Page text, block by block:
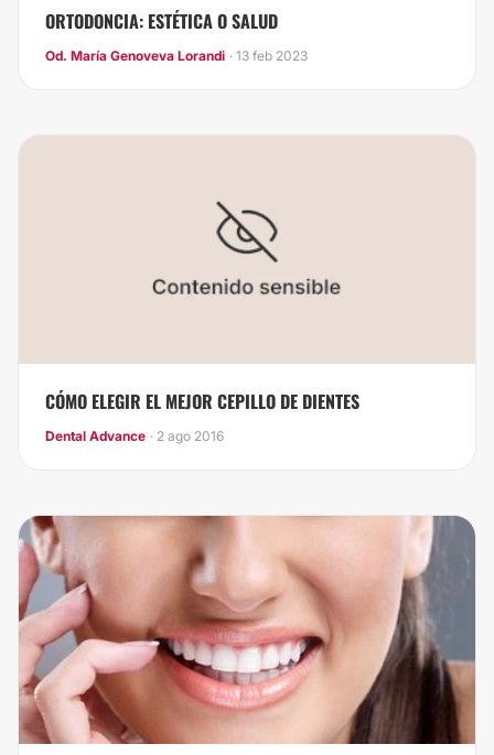
ORTODONCIA: ESTÉTICA O SALUD
Od. María Genoveva Lorandi · 13 feb 2023
​CÓMO ELEGIR EL MEJOR CEPILLO DE DIENTES
Dental Advance · 2 ago 2016